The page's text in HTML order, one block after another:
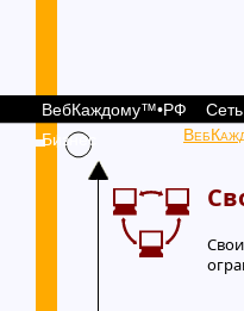
ВебКаждому™•РФ Сеть
Бизнес